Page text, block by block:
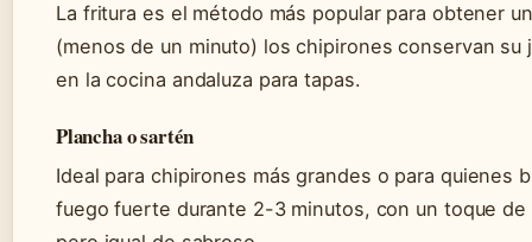
La fritura es el método más popular para obtener
(menos de un minuto) los chipirones conservan
en la cocina andaluza para tapas.
Plancha o sartén
Ideal para chipirones más grandes o para quienes
fuego fuerte durante 2-3 minutos, con un toque